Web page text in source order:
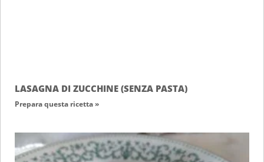
LASAGNA DI ZUCCHINE (SENZA PASTA)
Prepara questa ricetta »